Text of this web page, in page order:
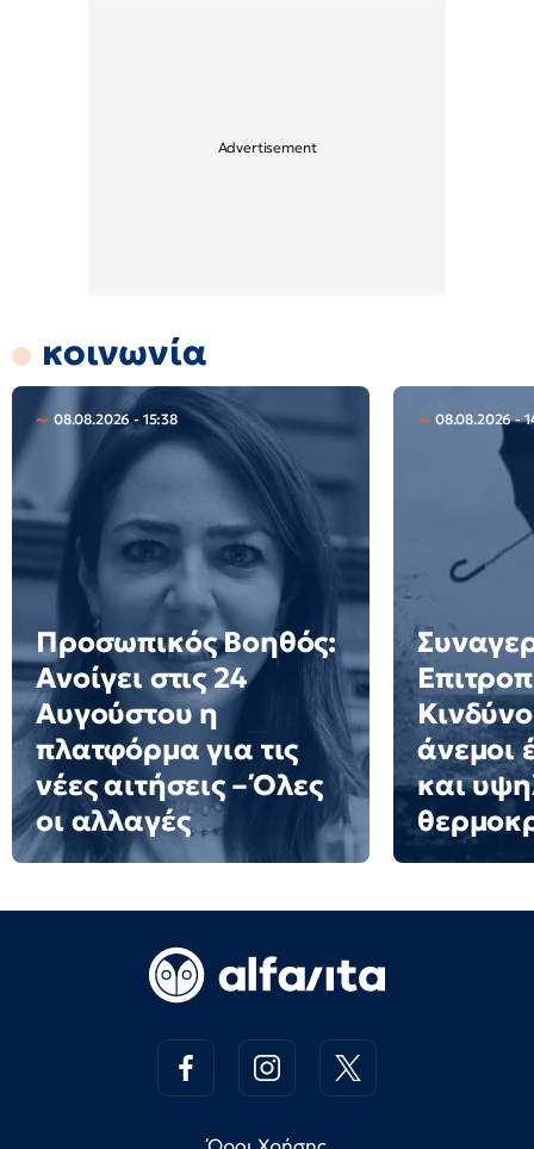
κοινωνία
08.08.2026 - 15:38
Προσωπικός Βοηθός:
Ανοίγει στις 24
Αυγούστου η
πλατφόρμα για τις
νέες αιτήσεις – Όλες
οι αλλαγές
08.08.2026 -
άνεμοι
και